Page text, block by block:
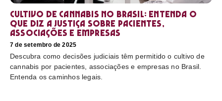
Cultivo de cannabis no Brasil: entenda o
que diz a Justiça sobre pacientes,
associações e empresas
7 de setembro de 2025
Descubra como decisões judiciais têm permitido o cultivo de
cannabis por pacientes, associações e empresas no Brasil.
Entenda os caminhos legais.